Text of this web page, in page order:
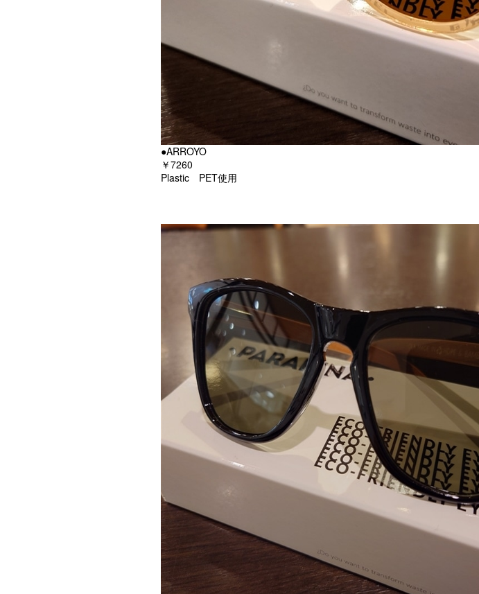
●ARROYO
￥7260
Plastic PET使用